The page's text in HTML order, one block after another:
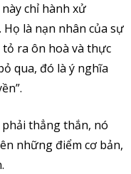
chỉ hành xử
là nạn nhân của sự
ra ôn hoà và thực
qua, đó là ý nghĩa
thẳng thắn, nó
những điểm cơ bản,